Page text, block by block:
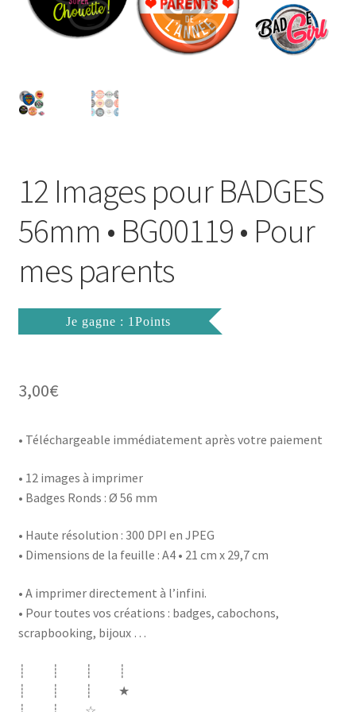
Wishlist
Politique de Confidentialité
Validation de la commande
12 Images pour BADGES
56mm • BG00119 • Pour
mes parents
Je gagne : 1Points
3,00€
• Téléchargeable immédiatement après votre paiement
• 12 images à imprimer
• Badges Ronds : Ø 56 mm
• Haute résolution : 300 DPI en JPEG
• Dimensions de la feuille : A4 • 21 cm x 29,7 cm
• A imprimer directement à l’infini.
• Pour toutes vos créations : badges, cabochons,
scrapbooking, bijoux …
┊ ┊ ┊ ┊
┊ ┊ ┊ ★